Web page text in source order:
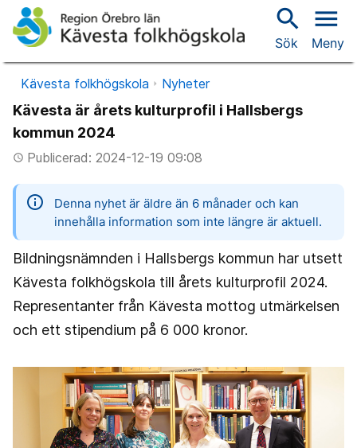
search
Sök
menu
Meny
Kävesta folkhögskola Nyheter
Kävesta är årets kulturprofil i Hallsbergs
kommun 2024
access_timePublicerad: 2024-12-19 09:08
information
Denna nyhet är äldre än 6 månader och kan
innehålla information som inte längre är aktuell.
Bildningsnämnden i Hallsbergs kommun har utsett
Kävesta folkhögskola till årets kulturprofil 2024.
Representanter från Kävesta mottog utmärkelsen
och ett stipendium på 6 000 kronor.